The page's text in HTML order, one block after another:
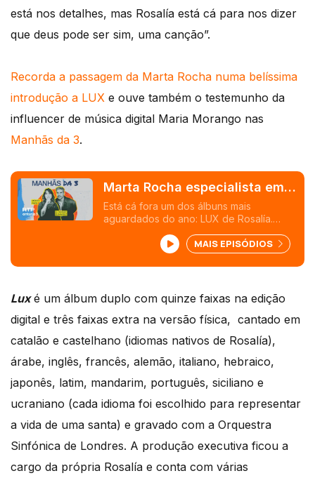
está nos detalhes, mas Rosalía está cá para nos dizer
que deus pode ser sim, uma canção”.
Recorda a passagem da Marta Rocha numa belíssima
introdução a LUX e ouve também o testemunho da
influencer de música digital Maria Morango nas
Manhãs da 3.
Marta Rocha especialista em
Rosalía
Está cá fora um dos álbuns mais
aguardados do ano: LUX de Rosalía.
nos por a par de tudo o que precisamos
MAIS EPISÓDIOS
Luxé um álbum duplo com quinze faixas na edição
digital e três faixas extra na versão física, cantado em
catalão e castelhano (idiomas nativos de Rosalía),
árabe, inglês, francês, alemão, italiano, hebraico,
japonês, latim, mandarim, português, siciliano e
ucraniano (cada idioma foi escolhido para representar
a vida de uma santa) e gravado com a Orquestra
Sinfónica de Londres. A produção executiva ficou a
cargo da própria Rosalía e conta com várias